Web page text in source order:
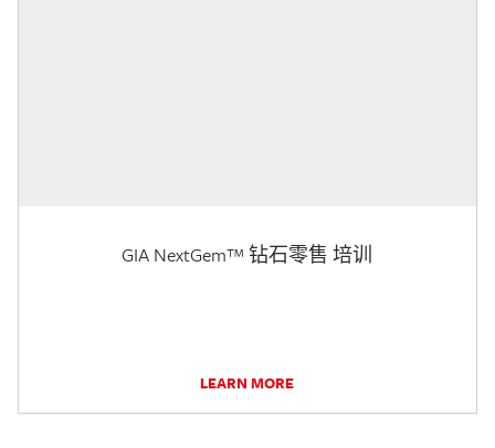
GIA NextGem™ 钻石零售 培训
LEARN MORE